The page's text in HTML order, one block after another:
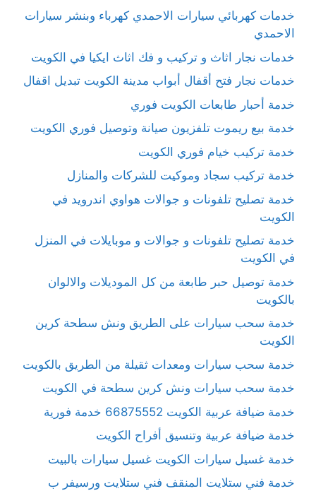
خدمات كهربائي سيارات الاحمدي كهرباء وبنشر سيارات
الاحمدي
خدمات نجار اثاث و تركيب و فك اثاث ايكيا في الكويت
خدمات نجار فتح أقفال أبواب مدينة الكويت تبديل اقفال
خدمة أحبار طابعات الكويت فوري
خدمة بيع ريموت تلفزيون صيانة وتوصيل فوري الكويت
خدمة تركيب خيام فوري الكويت
خدمة تركيب سجاد وموكيت للشركات والمنازل
خدمة تصليح تلفونات و جوالات هواوي اندرويد في
الكويت
خدمة تصليح تلفونات و جوالات و موبايلات في المنزل
في الكويت
خدمة توصيل حبر طابعة من كل الموديلات والالوان
بالكويت
خدمة سحب سيارات على الطريق ونش سطحة كرين
الكويت
خدمة سحب سيارات ومعدات ثقيلة من الطريق بالكويت
خدمة سحب سيارات ونش كرين سطحة في الكويت
خدمة ضيافة عربية الكويت 66875552 خدمة فورية
خدمة ضيافة عربية وتنسيق أفراح الكويت
خدمة غسيل سيارات الكويت غسيل سيارات بالبيت
خدمة فني ستلايت المنقف فني ستلايت ورسيفر ب